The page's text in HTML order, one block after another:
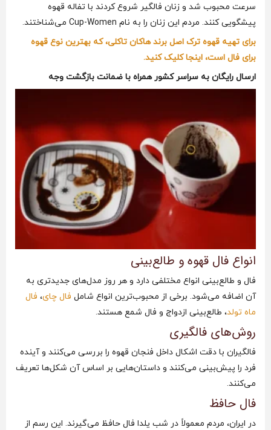
سرعت محبوب شد و زنان فالگیر شروع کردند با تفاله قهوه
پیشگویی کنند. مردم این زنان را به نام Cup-Women می‌شناختند.
برای تهیه قهوه ترک اصل برند هاکان تاکلی، که بهترین نوع قهوه
برای فال است، اینجا کلیک کنید.
ارسال رایگان به سراسر کشور همراه با ضمانت بازگشت وجه
انواع فال قهوه و طالع‌بینی
فال و طالع‌بینی انواع مختلفی دارد و هر روز مدل‌های جدیدتری به
آن اضافه می‌شود. برخی از محبوب‌ترین انواع شامل فال چای، فال
ماه تولد، طالع‌بینی ازدواج و فال شمع هستند.
روش‌های فالگیری
فالگیران با دقت اشکال داخل فنجان قهوه را بررسی می‌کنند و آینده
فرد را پیش‌بینی می‌کنند و داستان‌هایی بر اساس آن شکل‌ها تعریف
می‌کنند.
فال حافظ
در ایران، مردم معمولاً در شب یلدا فال حافظ می‌گیرند. این رسم از